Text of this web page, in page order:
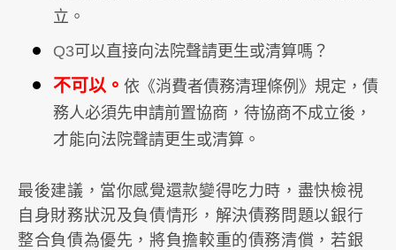
立。
Q3可以直接向法院聲請更生或清算嗎？
不可以。 依《消費者債務清理條例》規定，債
務人必須先申請前置協商，待協商不成立後，
才能向法院聲請更生或清算。
最後建議，當你感覺還款變得吃力時，盡快檢視
自身財務狀況及負債情形，解決債務問題以銀行
整合負債為優先，將負擔較重的債務清償，若銀